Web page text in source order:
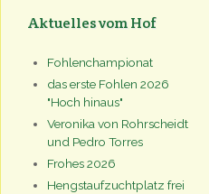
Aktuelles vom Hof
Fohlenchampionat
das erste Fohlen 2026
"Hoch hinaus"
Veronika von Rohrscheidt
und Pedro Torres
Frohes 2026
Hengstaufzuchtplatz frei